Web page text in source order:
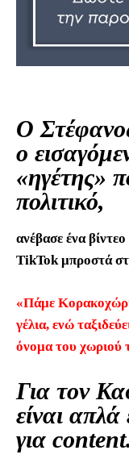
Ο
ο
«ηγέτης»
πολιτικό,
ανέβασε ένα
TikTok μπροστά
«Πάμε
γέλια, ενώ
όνομα του χωριού
Για τον
είναι
για content.